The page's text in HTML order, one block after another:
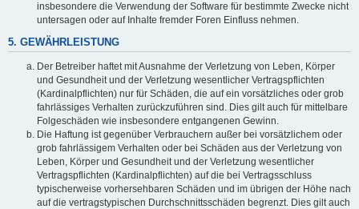
insbesondere die Verwendung der Software für bestimmte Zwecke nicht
untersagen oder auf Inhalte fremder Foren Einfluss nehmen.
5. GEWÄHRLEISTUNG
Der Betreiber haftet mit Ausnahme der Verletzung von Leben, Körper
und Gesundheit und der Verletzung wesentlicher Vertragspflichten
(Kardinalpflichten) nur für Schäden, die auf ein vorsätzliches oder grob
fahrlässiges Verhalten zurückzuführen sind. Dies gilt auch für mittelbare
Folgeschäden wie insbesondere entgangenen Gewinn.
Die Haftung ist gegenüber Verbrauchern außer bei vorsätzlichem oder
grob fahrlässigem Verhalten oder bei Schäden aus der Verletzung von
Leben, Körper und Gesundheit und der Verletzung wesentlicher
Vertragspflichten (Kardinalpflichten) auf die bei Vertragsschluss
typischerweise vorhersehbaren Schäden und im übrigen der Höhe nach
auf die vertragstypischen Durchschnittsschäden begrenzt. Dies gilt auch